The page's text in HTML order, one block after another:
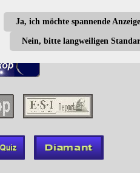
Ja, ich möchte spannende
Nein, bitte langweiligen